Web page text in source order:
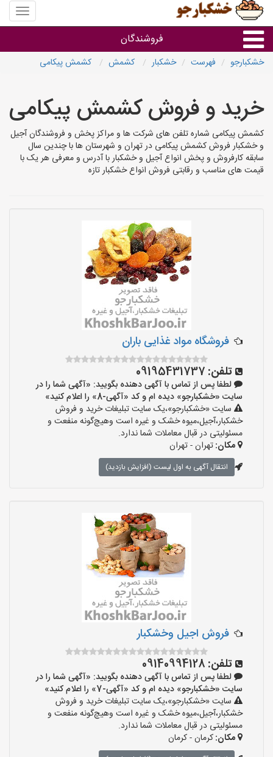
منوی
سایت
فروشندگان
فروشنده های استان ها
خشکبارجو فهرست خشکبار کشمش کشمش پیکامی
خرید و فروش کشمش پیکامی
کشمش پیکامی شماره تلفن های شرکت ها و مراکز پخش و فروشندگان آجیل
و خشکبار فروش کشمش پیکامی در تهران و شهرستان ها با چندین سال
سابقه کارفروش و پخش انواع آجیل و خشکبار با آدرس و معرفی هر یک با
قیمت های مناسب و رقابتی فروش انواع خشکبار تازه
فروشگاه مواد غذایی باران
تلفن: 09195431737
لطفا پس از تماس با آگهی دهنده بگویید: «آگهی شما را در
سایت «خشکبارجو» دیده ام و کد «آگهی-8» را اعلام کنید»
سایت «خشکبارجو»،یک سایت تبلیغات خرید و فروش
خشکبار،آجیل،میوه خشک و غیره است وهیچ‌گونه منفعت و
مسئولیتی در قبال معاملات شما ندارد.
مکان:تهران - تهران
انتقال آگهی به اول لیست (افزایش بازدید)
فروش اجیل وخشکبار
تلفن: 09140994128
لطفا پس از تماس با آگهی دهنده بگویید: «آگهی شما را در
سایت «خشکبارجو» دیده ام و کد «آگهی-7» را اعلام کنید»
سایت «خشکبارجو»،یک سایت تبلیغات خرید و فروش
خشکبار،آجیل،میوه خشک و غیره است وهیچ‌گونه منفعت و
مسئولیتی در قبال معاملات شما ندارد.
مکان:کرمان - کرمان